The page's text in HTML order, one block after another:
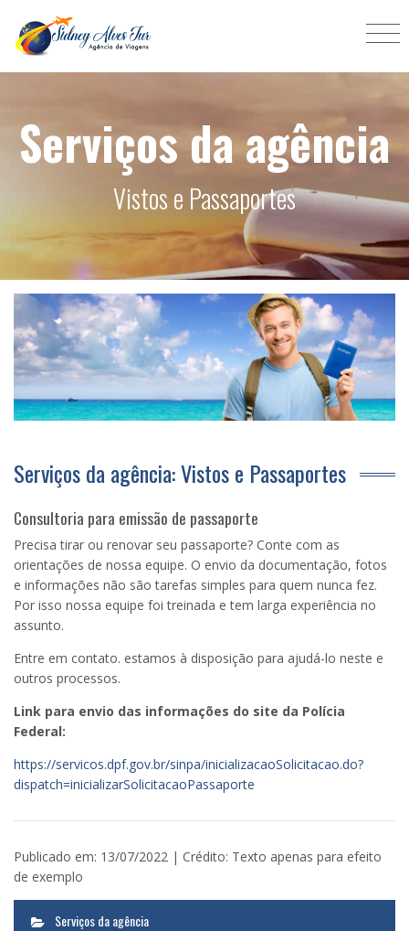
Serviços da agência
Vistos e Passaportes
Serviços da agência: Vistos e Passaportes
Consultoria para emissão de passaporte
Precisa tirar ou renovar seu passaporte? Conte com as
orientações de nossa equipe. O envio da documentação, fotos
e informações não são tarefas simples para quem nunca fez.
Por isso nossa equipe foi treinada e tem larga experiência no
assunto.
Entre em contato. estamos à disposição para ajudá-lo neste e
outros processos.
Link para envio das informações do site da Polícia
Federal:
https://servicos.dpf.gov.br/sinpa/inicializacaoSolicitacao.do?
dispatch=inicializarSolicitacaoPassaporte
Publicado em: 13/07/2022 | Crédito: Texto apenas para efeito
de exemplo
Serviços da agência